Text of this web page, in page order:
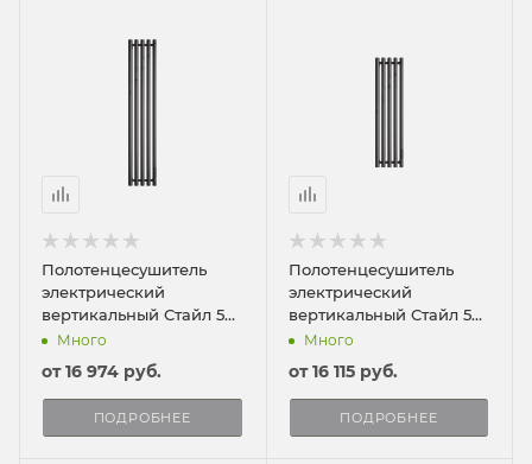
Полотенцесушитель
электрический
вертикальный Стайл 5
120/23
Много
от16 974 руб.
ПОДРОБНЕЕ
Полотенцесушитель
электрический
вертикальный Стайл 5
90/23
Много
от16 115 руб.
ПОДРОБНЕЕ